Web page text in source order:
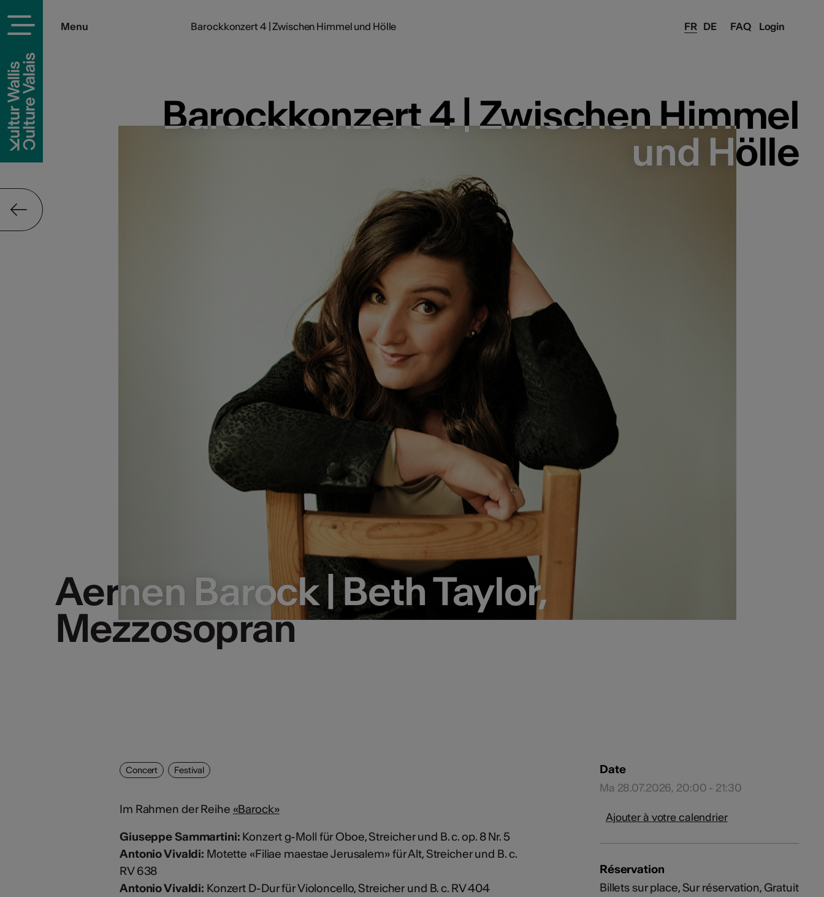
FAQ Login
Menu FR DE
Barockkonzert 4 | Zwischen Himmel und Hölle
Barockkonzert 4 | Zwischen Himmel
und Hölle
Aernen Barock | Beth Taylor,
Mezzosopran
Barockkonzert 4 | Zwischen Himmel
und Hölle
Aernen Barock | Beth Taylor,
Mezzosopran
Concert Festival
Im Rahmen der Reihe «Barock»
Giuseppe Sammartini: Konzert g-Moll für Oboe, Streicher und B. c. op. 8 Nr. 5
Antonio Vivaldi: Motette «Filiae maestae Jerusalem» für Alt, Streicher und B. c.
RV 638
Antonio Vivaldi: Konzert D-Dur für Violoncello, Streicher und B. c. RV 404
Date
Ma 28.07.2026, 20:00 - 21:30
Ajouter à votre calendrier
Réservation
Billets sur place, Sur réservation, Gratuit